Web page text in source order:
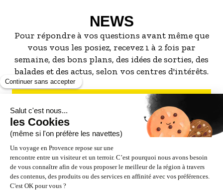
NEWS
Pour répondre à vos questions avant même que
vous vous les posiez, recevez 1 à 2 fois par
semaine, des bons plans, des idées de sorties, des
balades et des actus, selon vos centres d'intérêts.
S'INSCRIRE À LA NEWSLETTER
NOS PARTENAIRES
ESPACE PRO / PRESSE